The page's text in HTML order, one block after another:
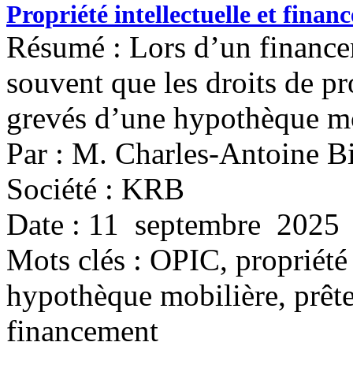
Propriété intellectuelle et
Résumé : Lors d’un
souvent que les droits de
grevés d’une hypothèque
Par : M. Charles-Antoine
Société : KRB
Date : 11 septembre 2025
Mots clés : OPIC,
hypothèque mobilière,
financement